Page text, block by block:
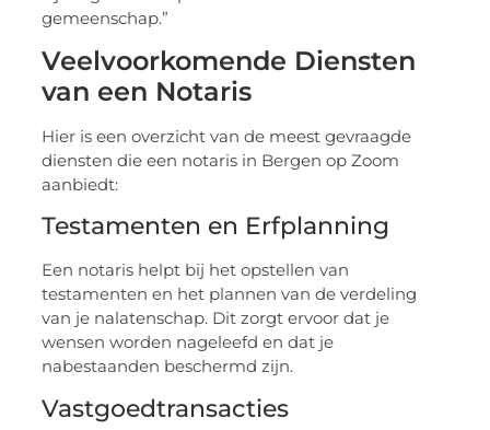
gemeenschap.”
Veelvoorkomende Diensten
van een Notaris
Hier is een overzicht van de meest gevraagde
diensten die een notaris in Bergen op Zoom
aanbiedt:
Testamenten en Erfplanning
Een notaris helpt bij het opstellen van
testamenten en het plannen van de verdeling
van je nalatenschap. Dit zorgt ervoor dat je
wensen worden nageleefd en dat je
nabestaanden beschermd zijn.
Vastgoedtransacties